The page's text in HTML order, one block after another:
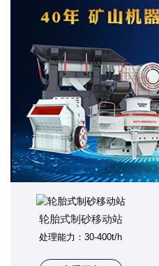
轮胎式制砂移动站
处理能力：30-400t/h